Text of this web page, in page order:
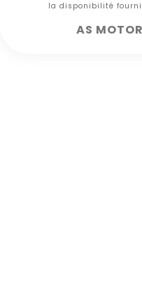
la disponibilité
AS MOTOR